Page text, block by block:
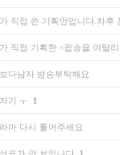
직접 쓴 기획안입니다.차후
직접 기획한 <팝송을 이탈
다남자 방송부탁해요
기 ㅜ 1
마 다시 틀어주세요